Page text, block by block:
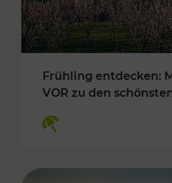
Frühling entdecken:
VOR zu den